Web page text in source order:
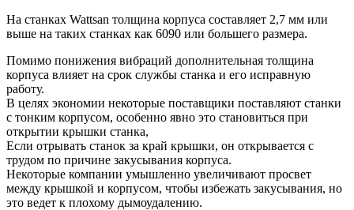
На станках Wattsan толщина корпуса составляет 2,7 мм или
выше на таких станках как 6090 или большего размера.
Помимо понижения вибраций дополнительная толщина
корпуса влияет на срок службы станка и его исправную
работу.
В целях экономии некоторые поставщики поставляют станки
с тонким корпусом, особенно явно это становиться при
открытии крышки станка,
Если отрывать станок за край крышки, он открывается с
трудом по причине закусывания корпуса.
Некоторые компании умышленно увеличивают просвет
между крышкой и корпусом, чтобы избежать закусывания, но
это ведет к плохому дымоудалению.